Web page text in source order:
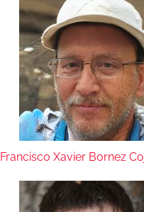
Francisco Xavier Bornez